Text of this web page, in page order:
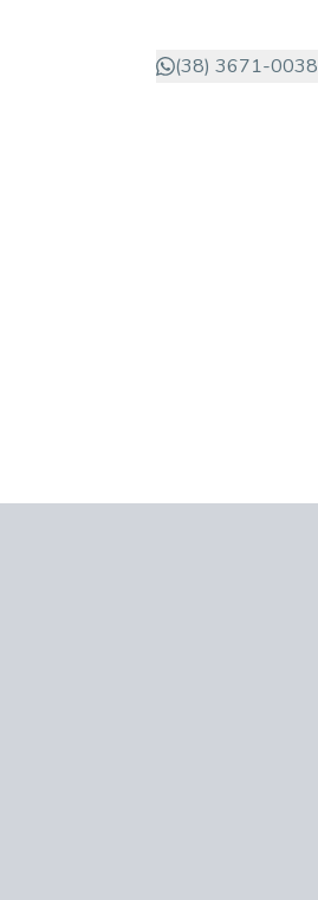
(38) 3671-0038